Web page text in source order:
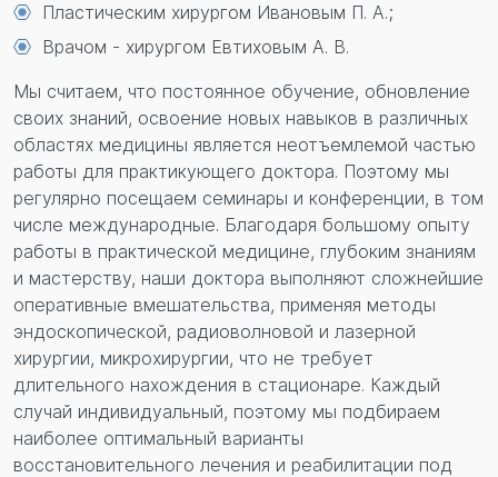
Пластическим хирургом Ивановым П. А.;
Врачом - хирургом Евтиховым А. В.
Мы считаем, что постоянное обучение, обновление
своих знаний, освоение новых навыков в различных
областях медицины является неотъемлемой частью
работы для практикующего доктора. Поэтому мы
регулярно посещаем семинары и конференции, в том
числе международные. Благодаря большому опыту
работы в практической медицине, глубоким знаниям
и мастерству, наши доктора выполняют сложнейшие
оперативные вмешательства, применяя методы
эндоскопической, радиоволновой и лазерной
хирургии, микрохирургии, что не требует
длительного нахождения в стационаре. Каждый
случай индивидуальный, поэтому мы подбираем
наиболее оптимальный варианты
восстановительного лечения и реабилитации под